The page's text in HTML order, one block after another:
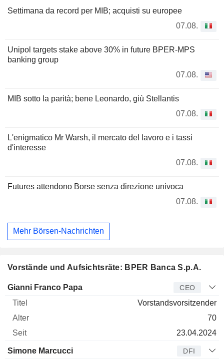
Settimana da record per MIB; acquisti su europee
07.08.
Unipol targets stake above 30% in future BPER-MPS
banking group
07.08.
MIB sotto la parità; bene Leonardo, giù Stellantis
07.08.
L'enigmatico Mr Warsh, il mercato del lavoro e i tassi
d'interesse
07.08.
Futures attendono Borse senza direzione univoca
07.08.
Mehr Börsen-Nachrichten
Vorstände und Aufsichtsräte: BPER Banca S.p.A.
Manager Titel Alter
Gianni Franco Papa CEO
Vorstandsvorsitzender
70
23.04.2024
Simone Marcucci DFI